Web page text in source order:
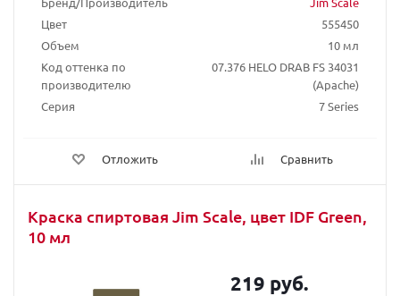
Цвет
555450
Объем
10 мл
Код оттенка по
производителю
07.376 HELO DRAB FS 34031
(Apache)
Серия
7 Series
Отложить Сравнить
Краска спиртовая Jim Scale, цвет IDF Green,
10 мл
219 руб.